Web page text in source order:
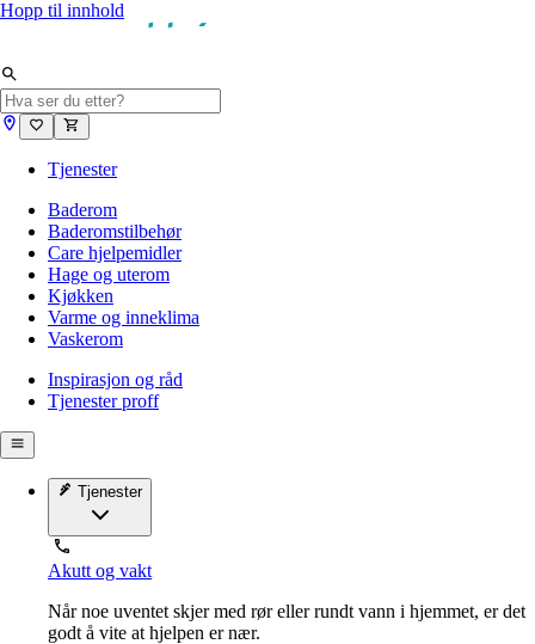
Hopp til innhold
Tjenester
Baderom
Baderomstilbehør
Care hjelpemidler
Hage og uterom
Kjøkken
Varme og inneklima
Vaskerom
Inspirasjon og råd
Tjenester proff
Tjenester
Akutt og vakt
Når noe uventet skjer med rør eller rundt vann i hjemmet, er det
godt å vite at hjelpen er nær.